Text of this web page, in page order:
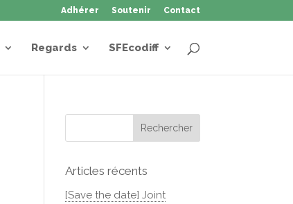
Adhérer Soutenir Contact
Regards SFEcodiff
Articles récents
[Save the date] Joint